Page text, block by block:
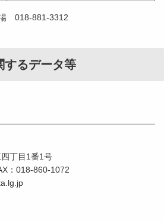
018-881-3312
するデータ等
丁目1番1号
：018-860-1072